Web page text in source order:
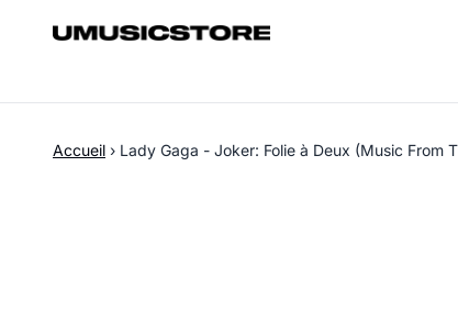
Accueil › Lady Gaga - Joker: Folie à Deux (Music From